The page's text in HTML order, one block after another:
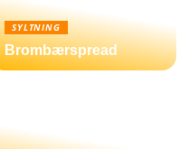
SYLTNING
Brombærspread